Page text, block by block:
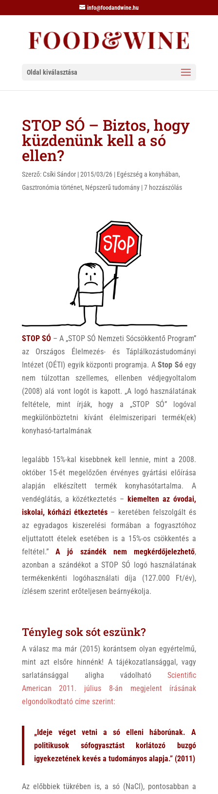
info@foodandwine.hu
Oldal kiválasztása
STOP SÓ – Biztos, hogy
küzdenünk kell a só
ellen?
Szerző: Csíki Sándor|2015/03/26| Egészség a konyhában,
Gasztronómia történet, Népszerű tudomány|7 hozzászólás
STOP SÓ – A „STOP SÓ Nemzeti Sócsökkentő Program”
az Országos Élelmezés- és Táplálkozástudományi
Intézet (OÉTI) egyik központi programja. AStop Sóegy
nem túlzottan szellemes, ellenben védjegyoltalom
(2008) alá vont logót is kapott. „A logó használatának
feltétele, mint írják, hogy a „STOP SÓ” logóval
megkülönböztetni kívánt élelmiszeripari termék(ek)
konyhasó-tartalmának
legalább 15%-kal kisebbnek kell lennie, mint a 2008.
október 15-ét megelőzően érvényes gyártási előírása
alapján elkészített termék konyhasótartalma. A
vendéglátás, a közétkeztetés –kiemelten az óvodai,
iskolai, kórházi étkeztetés – keretében felszolgált és
az egyadagos kiszerelési formában a fogyasztóhoz
eljuttatott ételek esetében is a 15%-os csökkentés a
feltétel.”A jó szándék nem megkérdőjelezhető,
azonban a szándékot a STOP SÓ logó használatának
termékenkénti logóhasználati díja (127.000 Ft/év),
ízlésem szerint erőteljesen beárnyékolja.
Tényleg sok sót eszünk?
A válasz ma már (2015) korántsem olyan egyértelmű,
mint azt elsőre hinnénk! A tájékozatlansággal, vagy
sarlatánsággal aligha vádolhatóScientific
American 2011. július 8-án megjelent írásának
elgondolkodtató címe szerint:
„Ideje véget vetni a só elleni háborúnak.A
politikusok sófogyasztást korlátozó buzgó
igyekezetének kevés a tudományos alapja.” (2011)
Az előbbiek tükrében is, a só (NaCl), pontosabban a